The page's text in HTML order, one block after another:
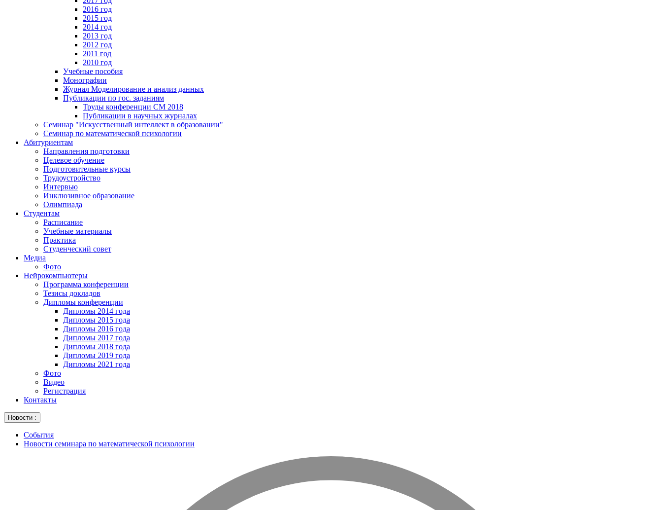
2016 год
2015 год
2014 год
2013 год
2012 год
2011 год
2010 год
Учебные пособия
Монографии
Журнал Моделирование и анализ данных
Публикации по гос. заданиям
Труды конференции CM 2018
Публикации в научных журналах
Семинар "Искусственный интеллект в образовании"
Семинар по математической психологии
Абитуриентам
Направления подготовки
Целевое обучение
Подготовительные курсы
Трудоустройство
Интервью
Инклюзивное образование
Олимпиада
Студентам
Расписание
Учебные материалы
Практика
Студенческий совет
Медиа
Фото
Нейрокомпьютеры
Программа конференции
Тезисы докладов
Дипломы конференции
Дипломы 2014 года
Дипломы 2015 года
Дипломы 2016 года
Дипломы 2017 года
Дипломы 2018 года
Дипломы 2019 года
Дипломы 2021 года
Фото
Видео
Регистрация
Контакты
Новости :
События
Новости семинара по математической психологии